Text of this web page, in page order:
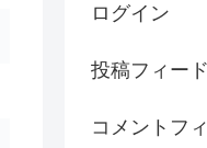
ログイン
投稿フィード
コメントフ